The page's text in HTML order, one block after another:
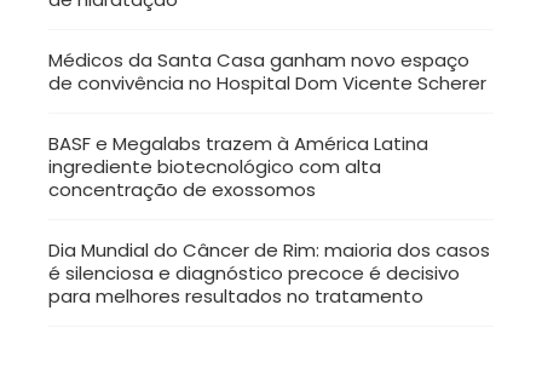
Médicos da Santa Casa ganham novo espaço
de convivência no Hospital Dom Vicente Scherer
BASF e Megalabs trazem à América Latina
ingrediente biotecnológico com alta
concentração de exossomos
Dia Mundial do Câncer de Rim: maioria dos casos
é silenciosa e diagnóstico precoce é decisivo
para melhores resultados no tratamento